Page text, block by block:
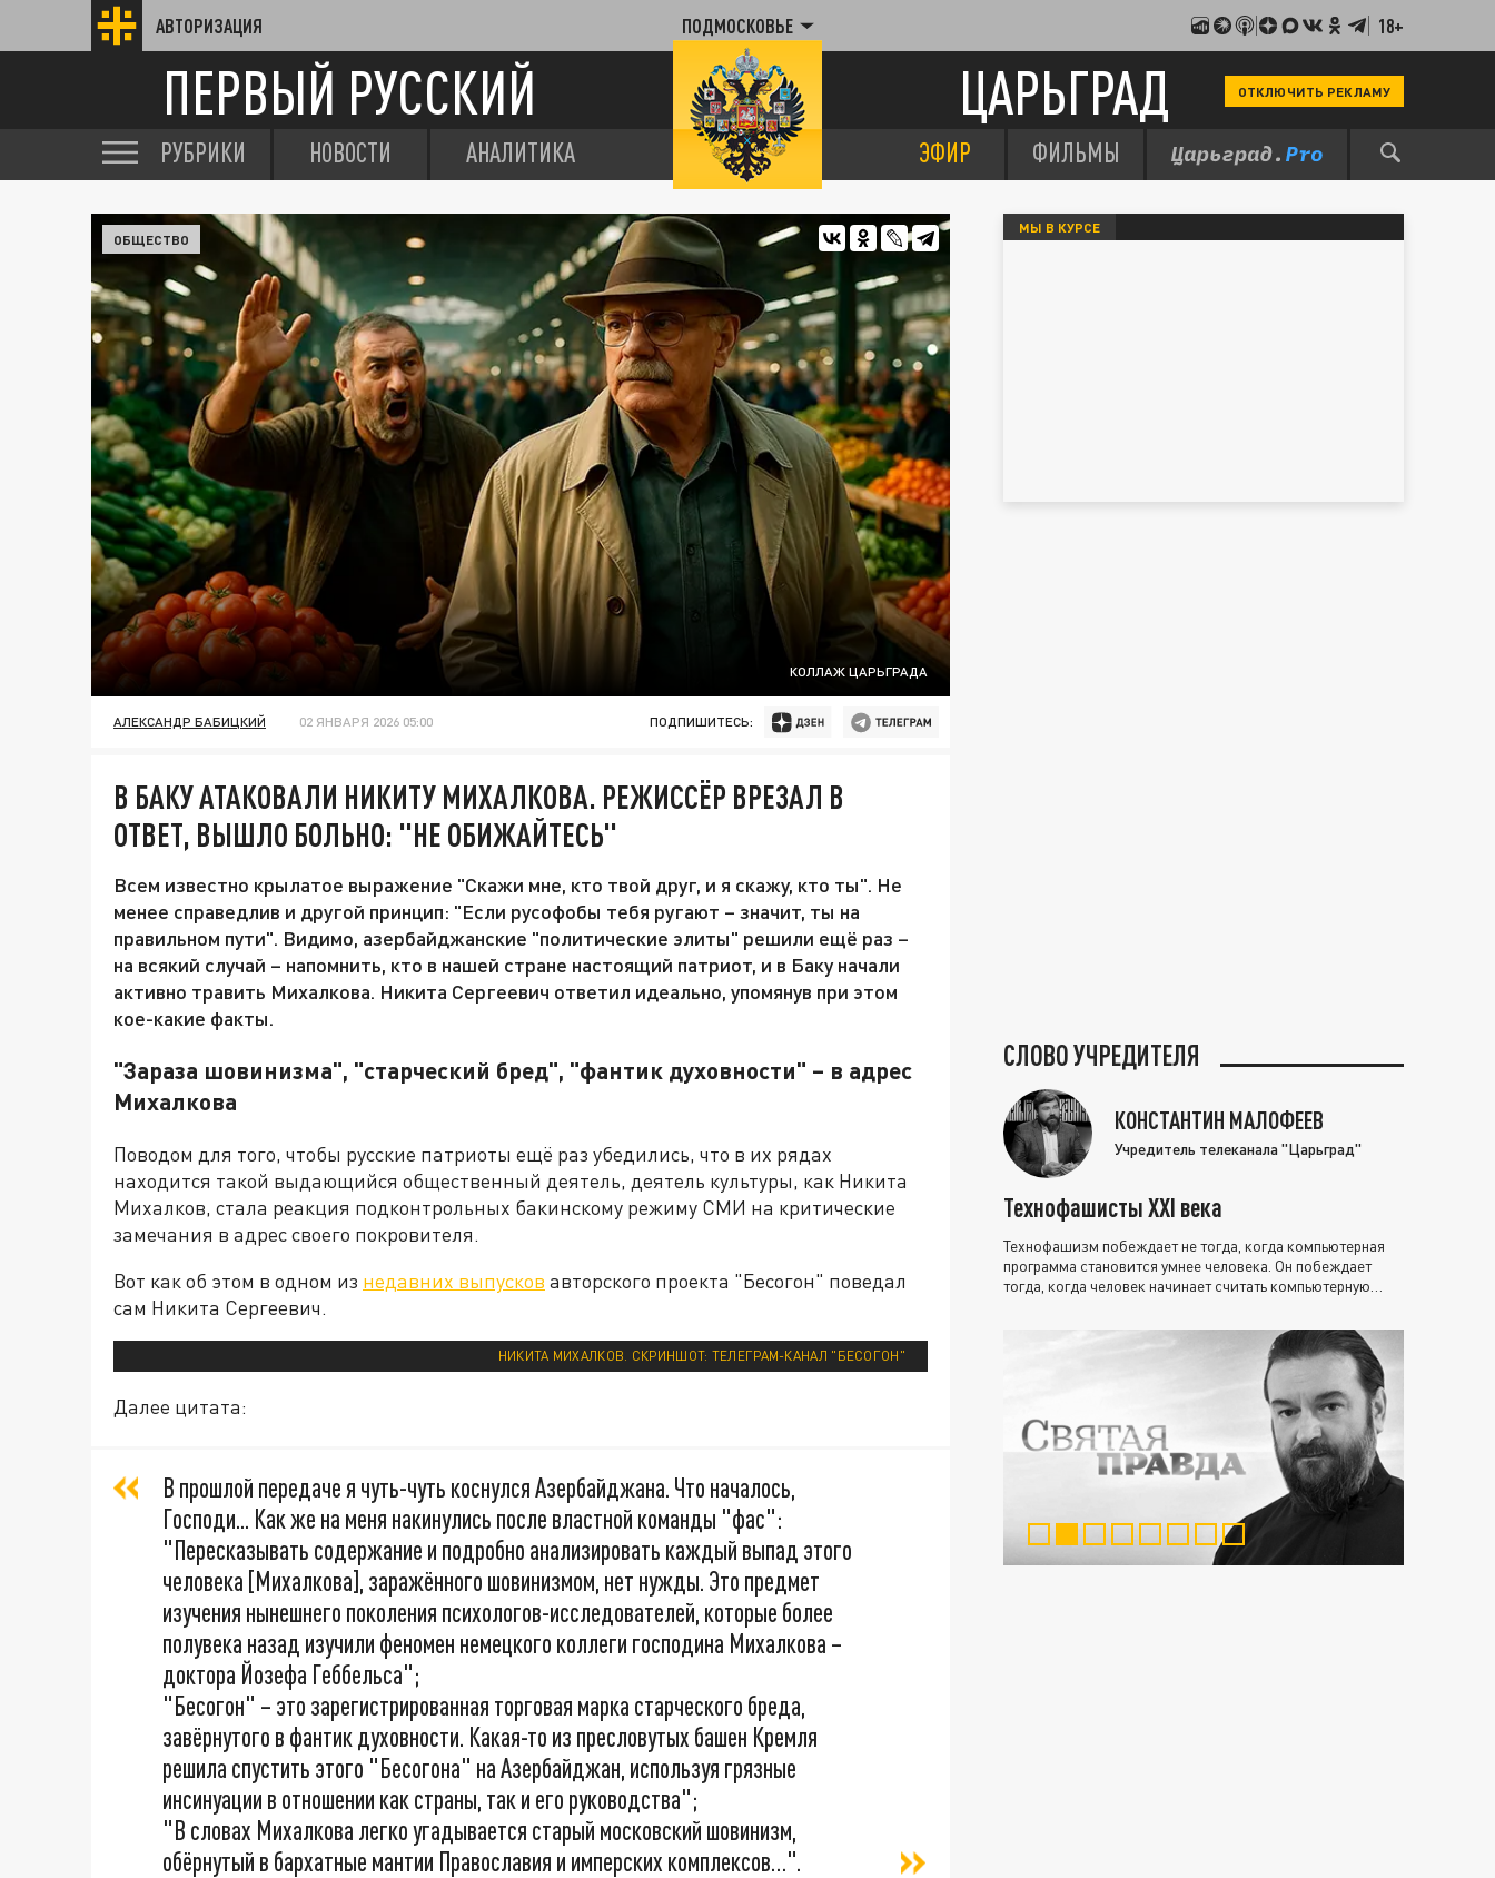
АВТОРИЗАЦИЯ ПОДМОСКОВЬЕ 18+
ПЕРВЫЙ РУССКИЙ ЦАРЬГРАД ОТКЛЮЧИТЬ РЕКЛАМУ
РУБРИКИ НОВОСТИ АНАЛИТИКА ЭФИР ФИЛЬМЫ
КОЛЛАЖ ЦАРЬГРАДА
ОБЩЕСТВО
АЛЕКСАНДР БАБИЦКИЙ 02 ЯНВАРЯ 2026 05:00 ПОДПИШИТЕСЬ:
В БАКУ АТАКОВАЛИ НИКИТУ МИХАЛКОВА. РЕЖИССЁР ВРЕЗАЛ В
ОТВЕТ, ВЫШЛО БОЛЬНО: "НЕ ОБИЖАЙТЕСЬ"
Всем известно крылатое выражение "Скажи мне, кто твой друг, и я скажу, кто ты". Не
менее справедлив и другой принцип: "Если русофобы тебя ругают – значит, ты на
правильном пути". Видимо, азербайджанские "политические элиты" решили ещё раз –
на всякий случай – напомнить, кто в нашей стране настоящий патриот, и в Баку начали
активно травить Михалкова. Никита Сергеевич ответил идеально, упомянув при этом
кое-какие факты.
"Зараза шовинизма", "старческий бред", "фантик духовности" – в адрес
Михалкова
Поводом для того, чтобы русские патриоты ещё раз убедились, что в их рядах
находится такой выдающийся общественный деятель, деятель культуры, как Никита
Михалков, стала реакция подконтрольных бакинскому режиму СМИ на критические
замечания в адрес своего покровителя.
Вот как об этом в одном из недавних выпусков авторского проекта "Бесогон" поведал
сам Никита Сергеевич.
НИКИТА МИХАЛКОВ. СКРИНШОТ: ТЕЛЕГРАМ-КАНАЛ "БЕСОГОН"
Далее цитата:
В прошлой передаче я чуть-чуть коснулся Азербайджана. Что началось,
Господи... Как же на меня накинулись после властной команды "фас":
"Пересказывать содержание и подробно анализировать каждый выпад этого
человека [Михалкова], заражённого шовинизмом, нет нужды. Это предмет
изучения нынешнего поколения психологов-исследователей, которые более
полувека назад изучили феномен немецкого коллеги господина Михалкова –
доктора Йозефа Геббельса";
"Бесогон" – это зарегистрированная торговая марка старческого бреда,
завёрнутого в фантик духовности. Какая-то из пресловутых башен Кремля
решила спустить этого "Бесогона" на Азербайджан, используя грязные
инсинуации в отношении как страны, так и его руководства";
"В словах Михалкова легко угадывается старый московский шовинизм,
обёрнутый в бархатные мантии Православия и имперских комплексов…".
МЫ В КУРСЕ
СЛОВО УЧРЕДИТЕЛЯ
КОНСТАНТИН МАЛОФЕЕВ
Учредитель телеканала "Царьград"
Технофашисты XXI века
Технофашизм побеждает не тогда, когда компьютерная
программа становится умнее человека. Он побеждает
тогда, когда человек начинает считать компьютерную